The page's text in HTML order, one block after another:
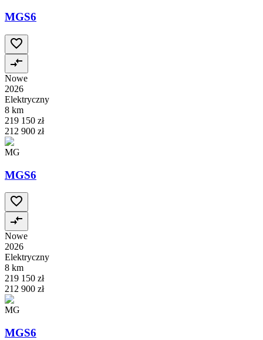
MGS6
Nowe
2026
Elektryczny
8 km
219 150 zł
212 900 zł
MG
MGS6
Nowe
2026
Elektryczny
8 km
219 150 zł
212 900 zł
MG
MGS6